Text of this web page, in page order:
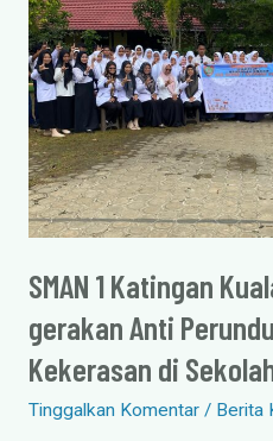
SMAN 1 Katingan
gerakan Anti
Kekerasan di
Tinggalkan Komentar / Berita
1
Katingan
Kuala
deklarasikan
gerakan
Anti
Perundungan
dan
Tindak
di
Sekolah